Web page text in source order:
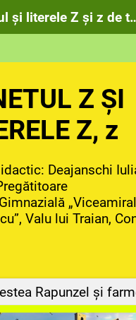
și literele Z și z de
Z ȘI
Z, z
Deajanschi
Valu lui Traian,